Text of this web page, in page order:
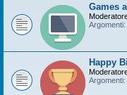
Games
Argomenti:
Happy
Argomenti: